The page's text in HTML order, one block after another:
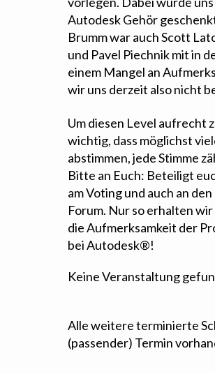
Autodesk Gehör
Brumm war auch Scott
und Pavel Piechnik mit in
einem Mangel an
wir uns derzeit also nicht
Um diesen Level aufrecht
wichtig, dass möglichst
abstimmen, jede Stimme
Bitte an Euch: Beteiligt
am Voting und auch an
Forum. Nur so erhalten
die Aufmerksamkeit der
bei Autodesk®!
Keine Veranstaltung
Alle weitere terminierte
(passender) Termin